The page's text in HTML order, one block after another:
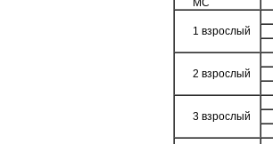
МС
1 взрослый
2 взрослый
3 взрослый